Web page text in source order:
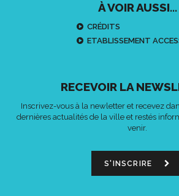
À VOIR AUSSI...
CRÉDITS
ETABLISSEMENT
RECEVOIR LA
Inscrivez-vous à la newletter et recevez
dernières actualités de la ville et restés
venir.
S'INSCRIRE